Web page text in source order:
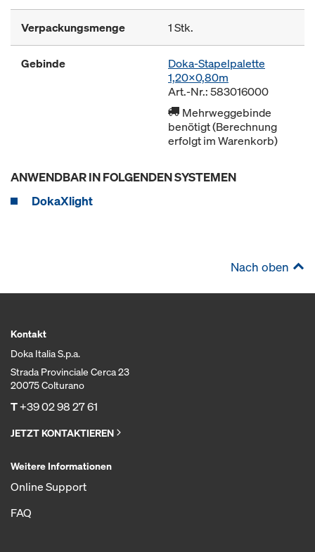
Verpackungsmenge 1 Stk.
Gebinde
Doka-Stapelpalette
1,20x0,80m
Art.-Nr.: 583016000
Mehrweggebinde
benötigt (Berechnung
erfolgt im Warenkorb)
ANWENDBAR IN FOLGENDEN SYSTEMEN
DokaXlight
Nach oben
Kontakt
Doka Italia S.p.a.
Strada Provinciale Cerca 23
20075 Colturano
T+39 02 98 27 61
JETZT KONTAKTIEREN
Weitere Informationen
Online Support
FAQ